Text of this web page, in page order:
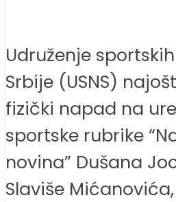
Udruženje
Srbije (USNS)
fizički napad na
sportske rubrike
novina” Dušana
Slaviše